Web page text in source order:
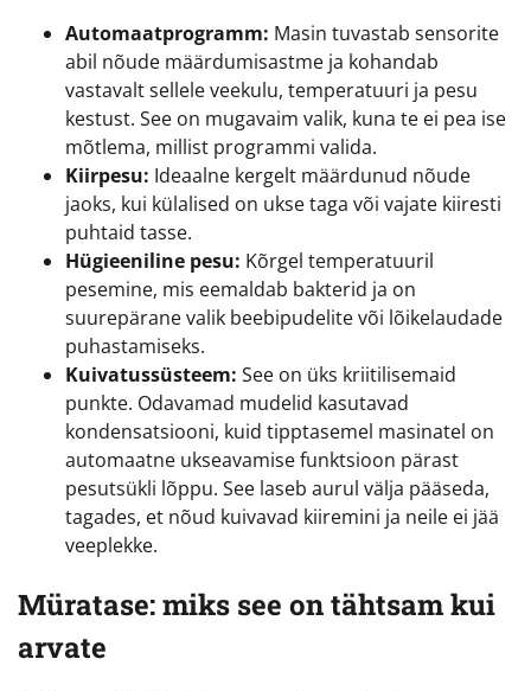
Automaatprogramm: Masin tuvastab sensorite
abil nõude määrdumisastme ja kohandab
vastavalt sellele veekulu, temperatuuri ja pesu
kestust. See on mugavaim valik, kuna te ei pea ise
mõtlema, millist programmi valida.
Kiirpesu: Ideaalne kergelt määrdunud nõude
jaoks, kui külalised on ukse taga või vajate kiiresti
puhtaid tasse.
Hügieeniline pesu: Kõrgel temperatuuril
pesemine, mis eemaldab bakterid ja on
suurepärane valik beebipudelite või lõikelaudade
puhastamiseks.
Kuivatussüsteem: See on üks kriitilisemaid
punkte. Odavamad mudelid kasutavad
kondensatsiooni, kuid tipptasemel masinatel on
automaatne ukseavamise funktsioon pärast
pesutsükli lõppu. See laseb aurul välja pääseda,
tagades, et nõud kuivavad kiiremini ja neile ei jää
veeplekke.
Müratase: miks see on tähtsam kui
arvate